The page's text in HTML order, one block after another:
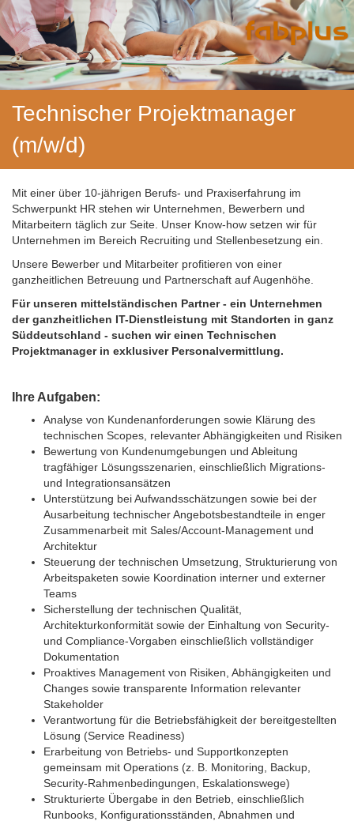
Technischer Projektmanager
(m/w/d)
Mit einer über 10-jährigen Berufs- und Praxiserfahrung im
Schwerpunkt HR stehen wir Unternehmen, Bewerbern und
Mitarbeitern täglich zur Seite. Unser Know-how setzen wir für
Unternehmen im Bereich Recruiting und Stellenbesetzung ein.
Unsere Bewerber und Mitarbeiter profitieren von einer
ganzheitlichen Betreuung und Partnerschaft auf Augenhöhe.
Für unseren mittelständischen Partner - ein Unternehmen
der ganzheitlichen IT-Dienstleistung mit Standorten in ganz
Süddeutschland - suchen wir einen Technischen
Projektmanagerin exklusiver Personalvermittlung.
Ihre Aufgaben:
Analyse von Kundenanforderungen sowie Klärung des
technischen Scopes, relevanter Abhängigkeiten und Risiken
Bewertung von Kundenumgebungen und Ableitung
tragfähiger Lösungsszenarien, einschließlich Migrations-
und Integrationsansätzen
Unterstützung bei Aufwandsschätzungen sowie bei der
Ausarbeitung technischer Angebotsbestandteile in enger
Zusammenarbeit mit Sales/Account-Management und
Architektur
Steuerung der technischen Umsetzung, Strukturierung von
Arbeitspaketen sowie Koordination interner und externer
Teams
Sicherstellung der technischen Qualität,
Architekturkonformität sowie der Einhaltung von Security-
und Compliance-Vorgaben einschließlich vollständiger
Dokumentation
Proaktives Management von Risiken, Abhängigkeiten und
Changes sowie transparente Information relevanter
Stakeholder
Verantwortung für die Betriebsfähigkeit der bereitgestellten
Lösung (Service Readiness)
Erarbeitung von Betriebs- und Supportkonzepten
gemeinsam mit Operations (z. B. Monitoring, Backup,
Security-Rahmenbedingungen, Eskalationswege)
Strukturierte Übergabe in den Betrieb, einschließlich
Runbooks, Konfigurationsständen, Abnahmen und